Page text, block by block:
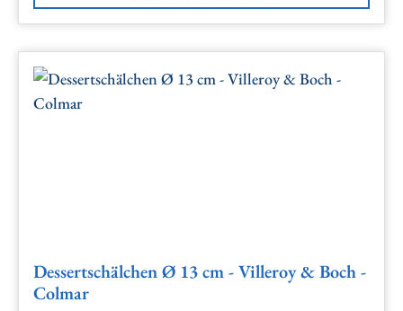
Dessertschälchen Ø 13 cm - Villeroy & Boch -
Colmar